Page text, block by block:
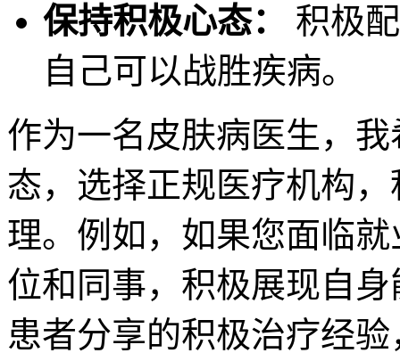
保持积极心态：
积极
自己可以战胜疾病。
作为一名皮肤病医生，
态，选择正规医疗机构
理。例如，如果您面临
位和同事，积极展现自
患者分享的积极治疗经